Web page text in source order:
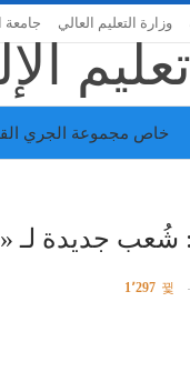
وزارة التعليم العالي جامعة
خاص مجموعة الجري
جديدة لـ